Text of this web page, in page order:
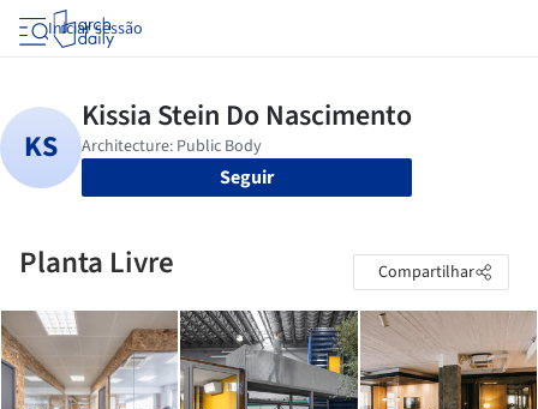
Iniciar sessão
Seguir
Planta Livre Compartilhar